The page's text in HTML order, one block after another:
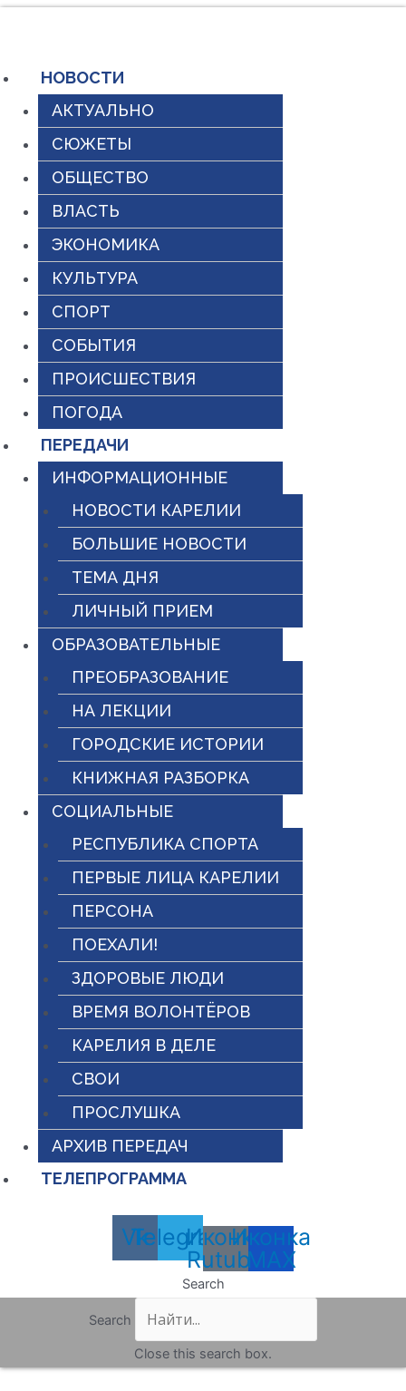
содержимому
НОВОСТИ
АКТУАЛЬНО
СЮЖЕТЫ
ОБЩЕСТВО
ВЛАСТЬ
ЭКОНОМИКА
КУЛЬТУРА
СПОРТ
СОБЫТИЯ
ПРОИСШЕСТВИЯ
ПОГОДА
ПЕРЕДАЧИ
ИНФОРМАЦИОННЫЕ
НОВОСТИ КАРЕЛИИ
БОЛЬШИЕ НОВОСТИ
ТЕМА ДНЯ
ЛИЧНЫЙ ПРИЕМ
ОБРАЗОВАТЕЛЬНЫЕ
ПРЕОБРАЗОВАНИЕ
НА ЛЕКЦИИ
ГОРОДСКИЕ ИСТОРИИ
КНИЖНАЯ РАЗБОРКА
СОЦИАЛЬНЫЕ
РЕСПУБЛИКА СПОРТА
ПЕРВЫЕ ЛИЦА КАРЕЛИИ
ПЕРСОНА
ПОЕХАЛИ!
ЗДОРОВЫЕ ЛЮДИ
ВРЕМЯ ВОЛОНТЁРОВ
КАРЕЛИЯ В ДЕЛЕ
СВОИ
ПРОСЛУШКА
АРХИВ ПЕРЕДАЧ
ТЕЛЕПРОГРАММА
Vk
Telegram
Иконка
Rutube
Иконка
MAX
Search
Search
Close this search box.